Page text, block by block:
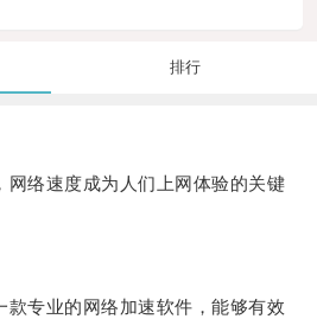
排行
络速度成为人们上网体验的关键
专业的网络加速软件，能够有效